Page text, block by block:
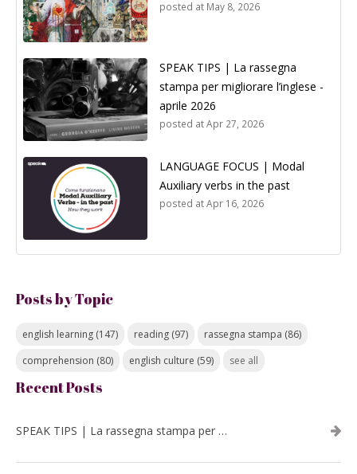
posted at May 8, 2026
SPEAK TIPS | La rassegna
stampa per migliorare l’inglese -
aprile 2026
posted atApr 27, 2026
LANGUAGE FOCUS | Modal
Auxiliary verbs in the past
posted atApr 16, 2026
Posts by Topic
english learning (147) reading (97) rassegna stampa (86)
comprehension (80) english culture (59) see all
Recent Posts
SPEAK TIPS | La rassegna stampa per migliorare l’inglese - luglio 2026